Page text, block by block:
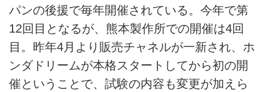
パンの後援で毎年開催されている。今年で第
12回目となるが、熊本製作所での開催は4回
目。昨年4月より販売チャネルが一新され、ホ
ンダドリームが本格スタートしてから初の開
催ということで、試験の内容も変更が加えら